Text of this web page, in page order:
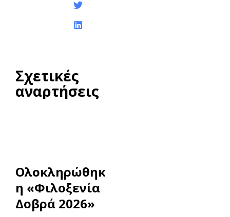
Σχετικές
αναρτήσεις
Ολοκληρώθηκε
η «Φιλοξενία
Δοβρά 2026»